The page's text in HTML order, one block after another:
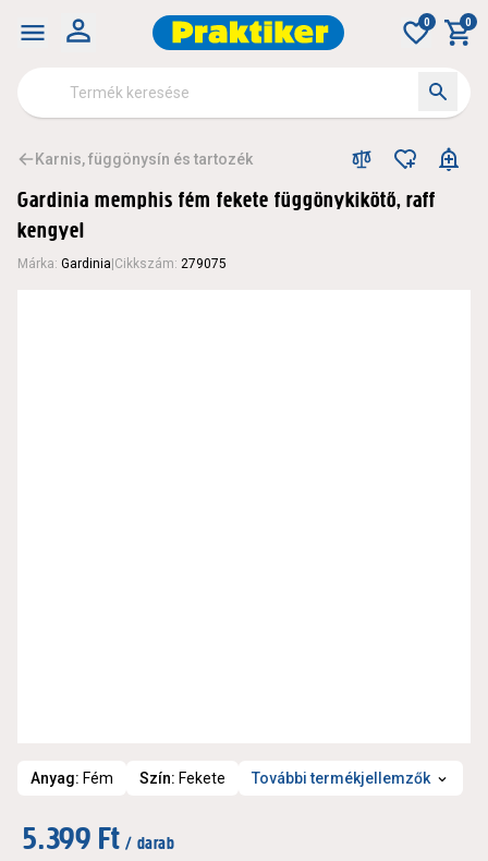
0 0
Karnis, függönysín és tartozék
Gardinia memphis fém fekete függönykikötő, raff
kengyel
Márka: Gardinia Cikkszám: 279075
Anyag: Fém Szín: Fekete További termékjellemzők
5.399 Ft / darab